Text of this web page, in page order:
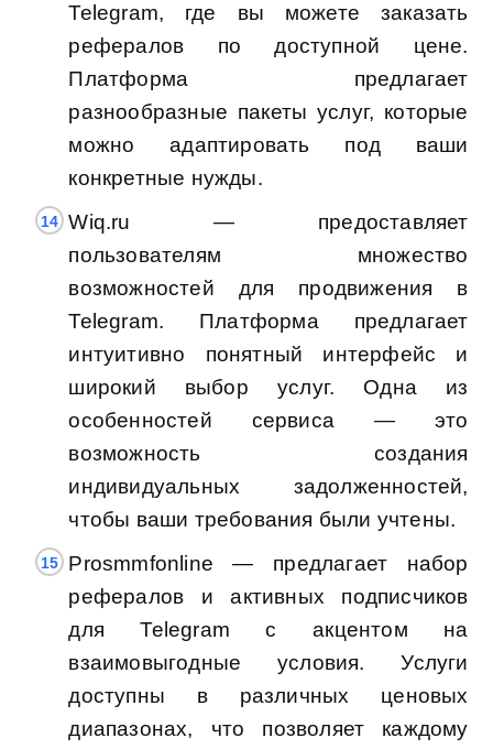
Telegram, где вы можете заказать
рефералов по доступной цене.
Платформа предлагает
разнообразные пакеты услуг, которые
можно адаптировать под ваши
конкретные нужды.
Wiq.ru — предоставляет
пользователям множество
возможностей для продвижения в
Telegram. Платформа предлагает
интуитивно понятный интерфейс и
широкий выбор услуг. Одна из
особенностей сервиса — это
возможность создания
индивидуальных задолженностей,
чтобы ваши требования были учтены.
Prosmmfonline — предлагает набор
рефералов и активных подписчиков
для Telegram с акцентом на
взаимовыгодные условия. Услуги
доступны в различных ценовых
диапазонах, что позволяет каждому